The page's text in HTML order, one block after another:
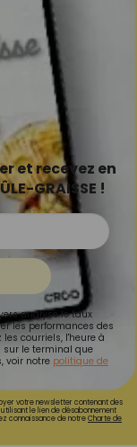
et recevez en
GRAISSE !
analyse le taux
les performances des
courriels, l'heure à
sur le terminal que
voir notre politique de
votre newsletter contenant des
le lien de désabonnement
connaissance de notreCharte de